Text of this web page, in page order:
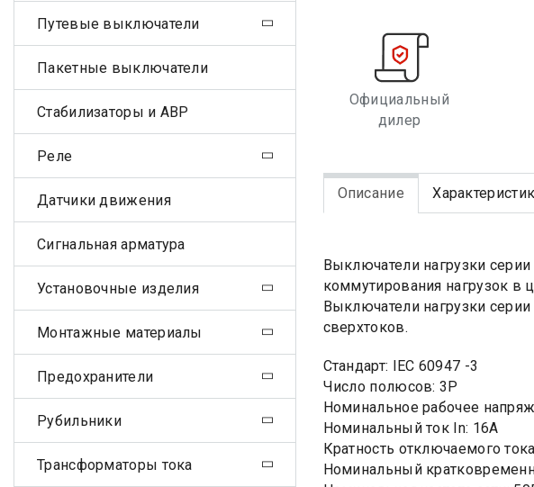
Официальный
дилер
Описание
Выключатели нагрузки
коммутирования нагрузок в
Выключатели нагрузки
сверхтоков.
Стандарт: IEC 60947 -3
Число полюсов: 3Р
Номинальное рабочее
Номинальный ток In: 16А
Кратность отключаемого
Номинальный
Путевые выключатели
Пакетные выключатели
Стабилизаторы и АВР
Реле
Датчики движения
Сигнальная арматура
Установочные изделия
Монтажные материалы
Предохранители
Рубильники
Трансформаторы тока